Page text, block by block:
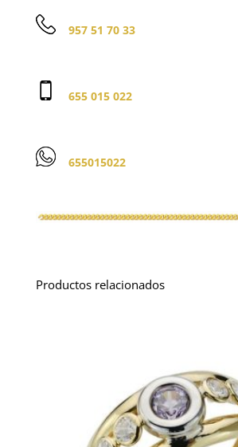
957 51 70 33
655 015 022
655015022
Productos relacionados